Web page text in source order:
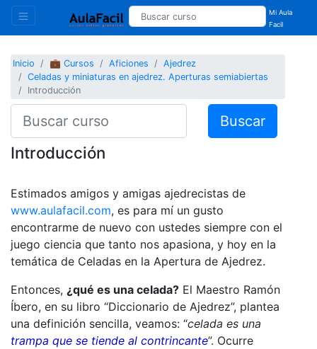
Mi Aula
Facil
Inicio 💼 Cursos Aficiones
Ajedrez
Celadas y miniaturas en ajedrez. Aperturas semiabiertas
Introducción
Buscar
Introducción
Estimados amigos y amigas ajedrecistas de
www.aulafacil.com, es para mí un gusto
encontrarme de nuevo con ustedes siempre con el
juego ciencia que tanto nos apasiona, y hoy en la
temática de Celadas en la Apertura de Ajedrez.
Entonces, ¿qué es una celada? El Maestro Ramón
Íbero, en su libro “Diccionario de Ajedrez”, plantea
una definición sencilla, veamos: “celada es una
trampa que se tiende al contrincante”. Ocurre